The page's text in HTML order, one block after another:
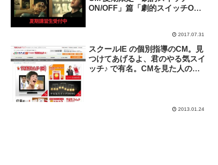
ON/OFF」篇「劇的スイッチON
2017.07.31
スクールIE の個別指導のCM。見
つけてあげるよ、君のやる気スイ
ッチ♪ で有名。CMを見た人の反
2013.01.24